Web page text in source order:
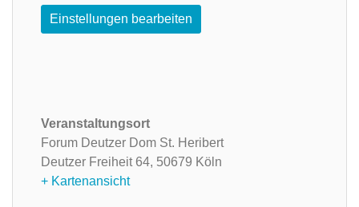
Einstellungen bearbeiten
Veranstaltungsort
Forum Deutzer Dom St. Heribert
Deutzer Freiheit 64, 50679 Köln
+ Kartenansicht